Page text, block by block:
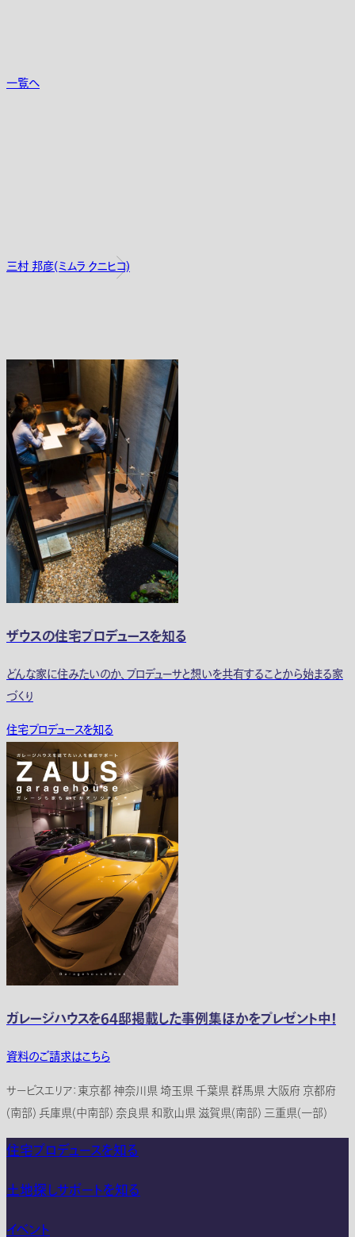
一覧へ
三村 邦彦(ミムラ クニヒコ)
ザウスの住宅プロデュースを知る
どんな家に住みたいのか、プロデューサと想いを共有することから始まる家
づくり
住宅プロデュースを知る
ガレージハウスを64邸掲載した事例集ほかをプレゼント中！
資料のご請求はこちら
サービスエリア：東京都 神奈川県 埼玉県 千葉県 群馬県 大阪府 京都府
(南部) 兵庫県(中南部) 奈良県 和歌山県 滋賀県(南部) 三重県(一部)
住宅プロデュースを知る
土地探しサポートを知る
イベント